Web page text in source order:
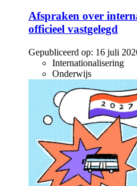
Afspraken over
officieel vastgelegd
Gepubliceerd op: 16 juli
Internationalisering
Onderwijs